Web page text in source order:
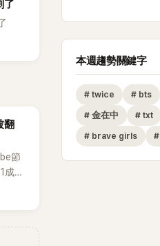
了
翻
節
成員
青
本週趨勢關鍵字
# twice # bts
# 金在中 # txt
# brave girls #